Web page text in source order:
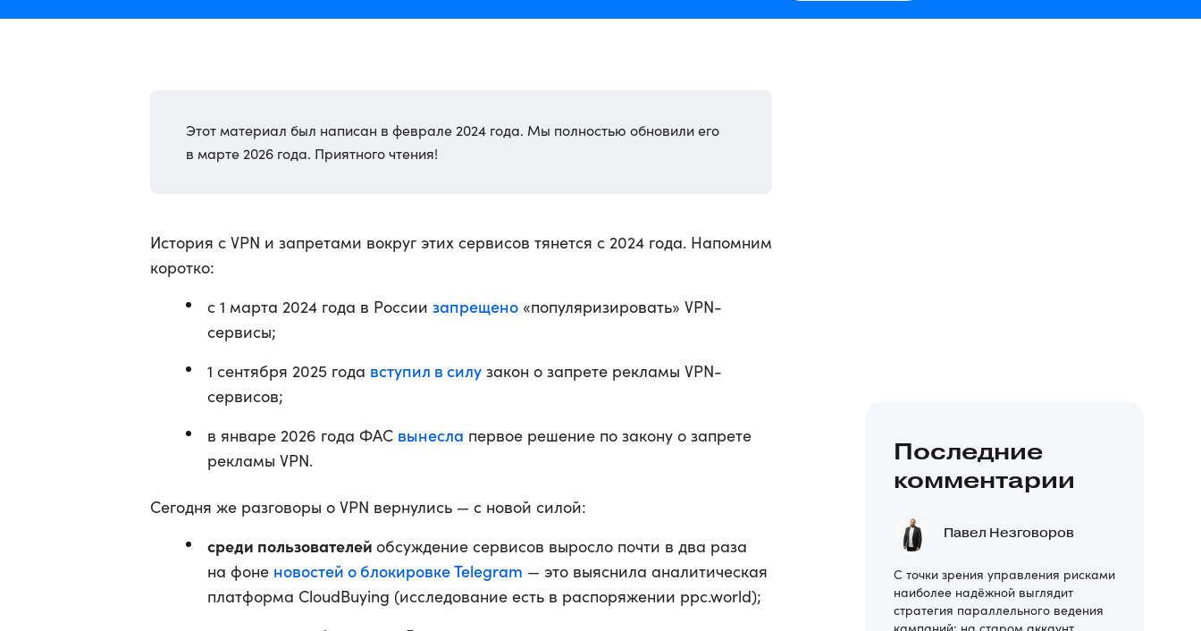
Этот материал был написан в феврале 2024 года. Мы полностью обновили его
в марте 2026 года. Приятного чтения!
История с VPN и запретами вокруг этих сервисов тянется с 2024 года. Напомним
коротко:
с 1 марта 2024 года в России запрещено «популяризировать» VPN-
сервисы;
1 сентября 2025 года вступил в силу закон о запрете рекламы VPN-
сервисов;
в январе 2026 года ФАС вынесла первое решение по закону о запрете
рекламы VPN.
Сегодня же разговоры о VPN вернулись — с новой силой:
среди пользователей обсуждение сервисов выросло почти в два раза
на фоне новостей о блокировке Telegram — это выяснила аналитическая
платформа CloudBuying (исследование есть в распоряжении ppc.world);
Последние
комментарии
Павел Незговоров
С точки зрения управления рисками
наиболее надёжной выглядит
стратегия параллельного ведения